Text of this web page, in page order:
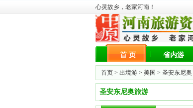
心灵故乡，老家河南！
首 页 省内游
首页 > 出境游 > 美国 > 圣安东尼奥
圣安东尼奥旅游